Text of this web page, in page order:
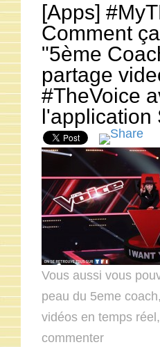
[Apps]
Comment
"5ème
partage
#TheVoice
l'application
Vous aussi vous
peau du 5eme
vidéos en temps
commenter